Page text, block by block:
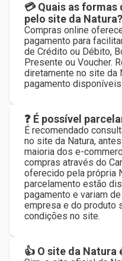
💳 Quais as
pelo site da Natura?
Compras online
pagamento para
de Crédito ou Débito,
Presente ou Voucher.
diretamente no site da
pagamento
❓ É possível
É recomendado
no site da Natura,
maioria dos e-
compras através do
oferecido pela própria
parcelamento estão
pagamento e variam
empresa e do produto
condições no site.
👍 O site da Natura